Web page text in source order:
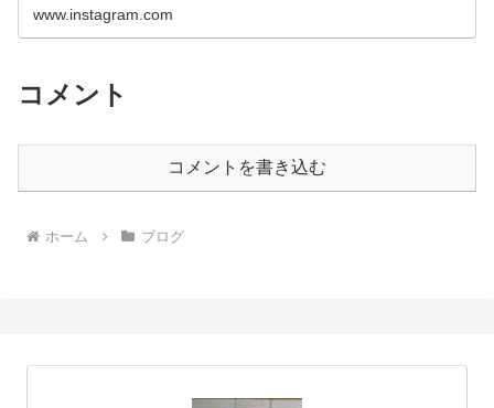
www.instagram.com
コメント
コメントを書き込む
ホーム ブログ